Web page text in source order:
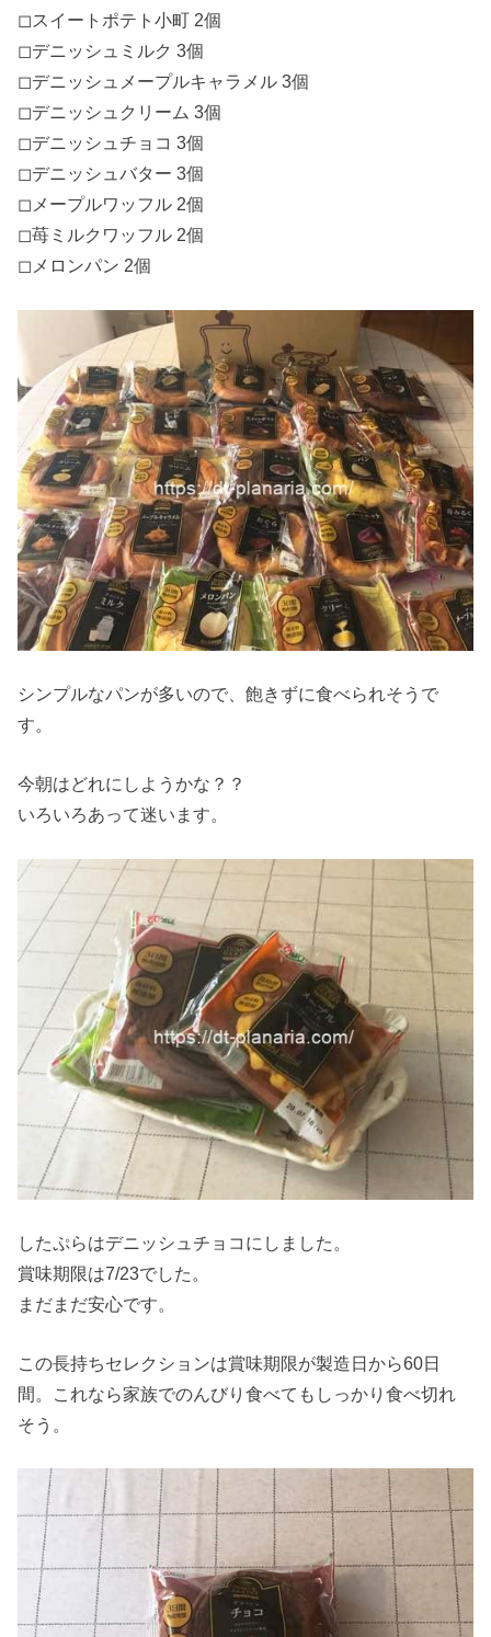
◻︎スイートポテト小町 2個
◻︎デニッシュミルク 3個
◻︎デニッシュメープルキャラメル 3個
◻︎デニッシュクリーム 3個
◻︎デニッシュチョコ 3個
◻︎デニッシュバター 3個
◻︎メープルワッフル 2個
◻︎苺ミルクワッフル 2個
◻︎メロンパン 2個
シンプルなパンが多いので、飽きずに食べられそうで
す。
今朝はどれにしようかな？？
いろいろあって迷います。
したぷらはデニッシュチョコにしました。
賞味期限は7/23でした。
まだまだ安心です。
この長持ちセレクションは賞味期限が製造日から60日
間。これなら家族でのんびり食べてもしっかり食べ切れ
そう。